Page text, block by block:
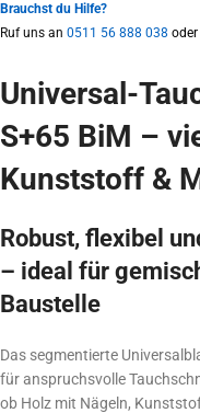
Brauchst du Hilfe?
Ruf uns an 0511 56 888 038
Universal-
S+65 BiM –
Kunststoff &
Robust, flexibel
– ideal für
Baustelle
Das segmentierte
für anspruchsvolle
ob Holz mit Nägeln,